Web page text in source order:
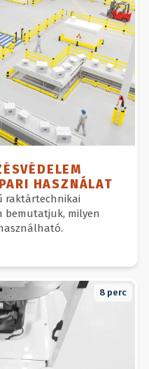
HASZNÁLAT
raktártechnikai
bemutatjuk, milyen
8 perc